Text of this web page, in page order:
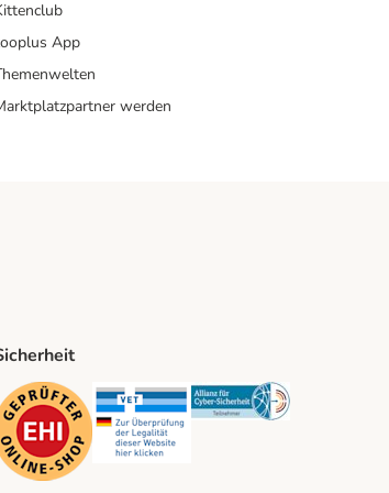
App
werden
Security Security Security